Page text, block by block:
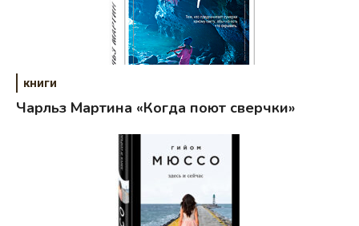
книги
Чарльз Мартина «Когда поют сверчки»